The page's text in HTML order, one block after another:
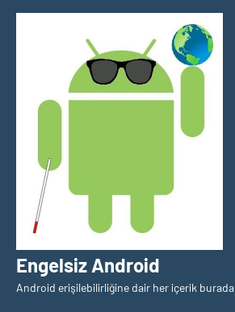
İçeriğe
Engelsiz Android
Android erişilebilirliğine dair her içerik burada